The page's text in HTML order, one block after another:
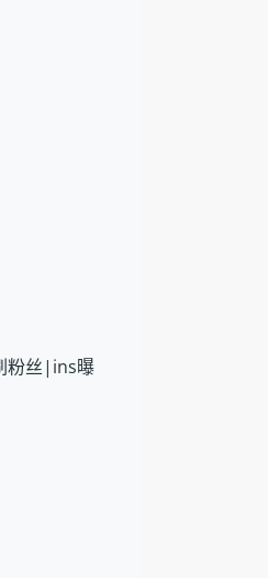
粉丝|ins曝